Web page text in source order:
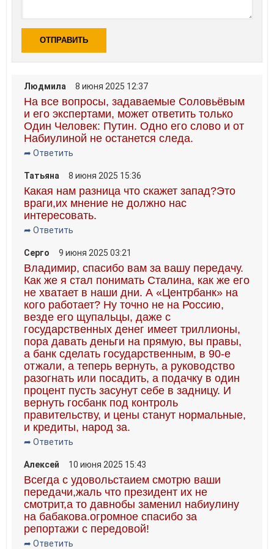
ОТПРАВИТЬ
Людмила 8 июня 2025 12:37
На все вопросы, задаваемые Соловьёвым
и его экспертами, может ответить только
Один Человек: Путин. Одно его слово и от
Набиулиной не останется следа.
➦ Ответить
Татьяна 8 июня 2025 15:36
Какая нам разница что скажет запад?Это
враги,их мнение не должно нас
интересовать.
➦ Ответить
Серго 9 июня 2025 03:21
Владимир, спасибо вам за вашу передачу.
Как же я стал понимать Сталина, как же его
не хватает в наши дни. А «Центрбанк» на
кого работает? Ну точно не на Россию,
везде его щупальцы, даже с
государственных денег имеет триллионы,
пора давать деньги на прямую, вы правы,
а банк сделать государственным, в 90-е
отжали, а теперь вернуть, а руководство
разогнать или посадить, а подачку в один
процент пусть засунут себе в задницу. И
вернуть госбанк под контроль
правительству, и цены станут нормальные,
и кредиты, народ за.
➦ Ответить
Алексей 10 июня 2025 15:43
Всегда с удовольстаием смотрю ваши
передачи,жаль что президент их не
смотрит,а то давнобы заменил набиулину
на бабакова.огромное спасибо за
репортажи с передовой!
➦ Ответить